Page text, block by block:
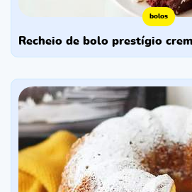
bolos
recheio de bolo prestígio